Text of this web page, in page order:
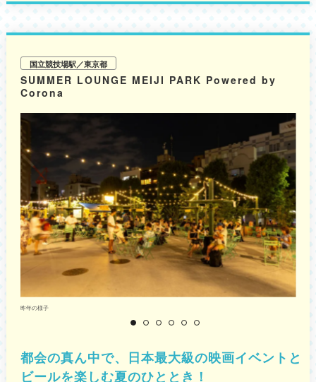
す。さらに、テレビなどの豪華景品が狙える「ガラポン抽選会」など、ハラ
適にプレイ！「体感型スポーツゲーム」 プレイヤーの実際の動きに合わせ
効いた涼しい室内だからこそ、全身を使ったアクティビティを全力でプレイ
していただけます。 ④キンキンに冷えたラムネで乾杯！ 会場入口やデッキ
付近では、夏祭りのマストアイテム「ラムネ」などのキンキンに冷えたドリ
ンクも販売。お台場海浜公園でお散歩途中の休憩にもぴったりで、お祭り気
分を存分に味わえます。 ※内容の詳細は公式サイトをご確認ください。
国立競技場駅／東京都
SUMMER LOUNGE MEIJI PARK Powered by
Corona
昨年の様子
都会の真ん中で、日本最大級の映画イベントと
ビールを楽しむ夏のひととき！